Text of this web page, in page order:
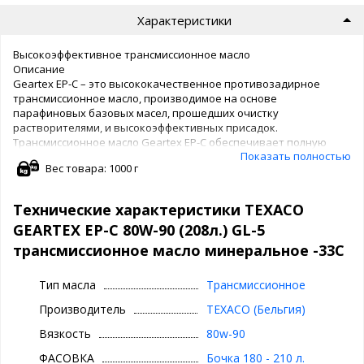
Характеристики
Высокоэффективное трансмиссионное масло
Описание
Geartex EP-С – это высококачественное противозадирное
трансмиссионное масло, производимое на основе
парафиновых базовых масел, прошедших очистку
растворителями, и высокоэффективных присадок.
Трансмиссионное масло Geartex EP-C обеспечивает полную
защиту автомобильных коробок передач, рулевых
механизмов, ведущих мостов в блоке c КПП, задних мостов с
двухскоростных задних мостов, в том числе червячных
зубчатых передач, в очень широком диапазоне температур
окружающего воздуха.
вязкости:
- Geartex EP-A 80W-90
- Geartex EP-A 85W-140
Показать полностью
Вес товара: 1000 г
Технические характеристики TEXACO
GEARTEX EP-C 80W-90 (208л.) GL-5
трансмиссионное масло минеральное -33С
Тип масла
Трансмиссионное
Производитель
TEXACO (Бельгия)
Вязкость
80w-90
ФАСОВКА
Бочка 180 - 210 л.